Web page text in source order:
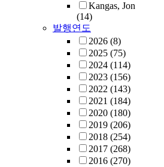
Kangas, Jon
(14)
발행연도
2026 (8)
2025 (75)
2024 (114)
2023 (156)
2022 (143)
2021 (184)
2020 (180)
2019 (206)
2018 (254)
2017 (268)
2016 (270)